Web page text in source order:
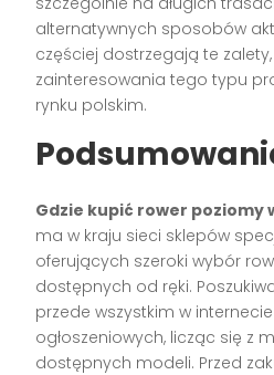
alternatywnych sposobów
częściej dostrzegają te
zainteresowania tego typu
rynku polskim.
Gdzie kupić rower poziomy
ma w kraju sieci sklepów
oferujących szeroki wybór
dostępnych od ręki.
przede wszystkim w
ogłoszeniowych, licząc się z
dostępnych modeli. Przed